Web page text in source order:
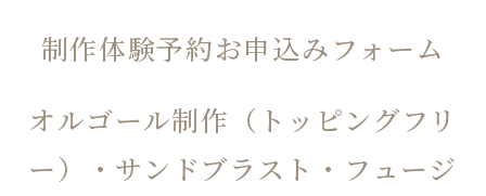
制作体験予約お申込みフォーム
オルゴール制作（トッピングフリ
ー）・サンドブラスト・フュージ